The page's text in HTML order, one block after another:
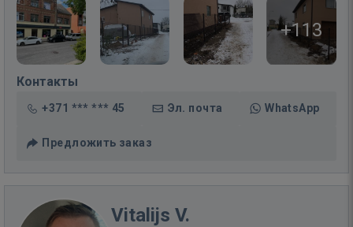
+113
Контакты
+371 *** *** 45 Эл. почта WhatsApp
Предложить заказ
Vitalijs V.